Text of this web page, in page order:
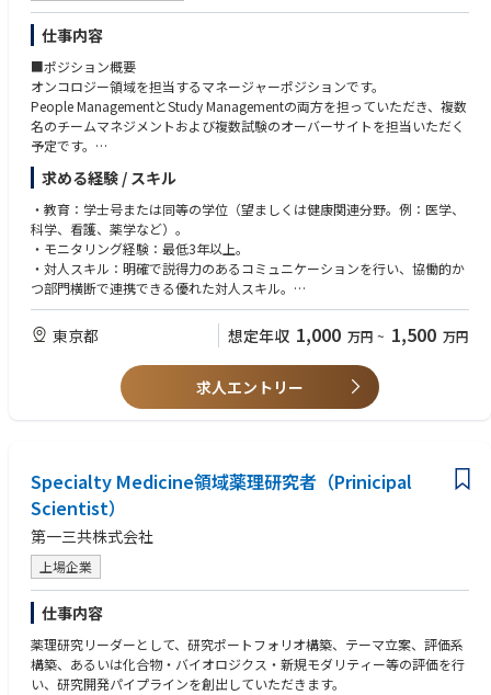
仕事内容
■ポジション概要
オンコロジー領域を担当するマネージャーポジションです。
People ManagementとStudy Managementの両方を担っていただき、複数
名のチームマネジメントおよび複数試験のオーバーサイトを担当いただく
予定です。
また、開発戦略部門やメディカル部門など社内外の多くのステークホルダ
ーとの連携が発生し、グローバルチームとの協働機会も豊富なポジション
です。
求める経験 / スキル
・教育：学士号または同等の学位（望ましくは健康関連分野。例：医学、
科学、看護、薬学など）。
・モニタリング経験：最低3年以上。
・対人スキル：明確で説得力のあるコミュニケーションを行い、協働的か
つ部門横断で連携できる優れた対人スキル。
・柔軟性：変化する要件に柔軟に対応し、信頼できる関係およびパートナ
ーシップを構築・活用できる。
・チームプレーヤー：積極的で前向きなチームプレーヤーであることを示
・計画・組織力：強い計画力および組織力を有している。
・領域・フェーズ経験：複数の治療領域および試験フェーズにまたがる経
あり、個人・チームのパフォーマンス向上のために、透明性がありタイム
リーなフィードバックを提供できる。
・イノベーションとプロセス改善：イノベーションを推進し、継続的なプ
ロセス改善を行える。
・誠実さとコンプライアンス：AbbVieのビジネス行動規範およびリーダー
シップ価値観に従い、誠実に行動できる。
・リスク・不確実性への対応：リスクや不確実性に対しても問題なく対応
でき、必要に応じて進路を変更できる。
・意思決定：利用可能なデータと情報に基づき、タイムリーかつ質の高い
意思決定を行える。
・自律性：自立して業務を遂行し、主導・当事者意識（オーナーシップ）
を持って行動できる。
東京都 想定年収 1,000 万円 ~ 1,500 万円
求人エントリー
Specialty Medicine領域薬理研究者（Prinicipal
Scientist）
第一三共株式会社
上場企業
仕事内容
薬理研究リーダーとして、研究ポートフォリオ構築、テーマ立案、評価系
構築、あるいは化合物・バイオロジクス・新規モダリティー等の評価を行
い、研究開発パイプラインを創出していただきます。